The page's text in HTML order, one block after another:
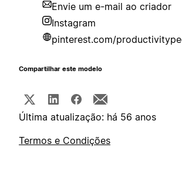
Envie um e-mail ao criador
Instagram
pinterest.com/
Compartilhar este modelo
Última atualização: há 56 anos
Termos e Condições